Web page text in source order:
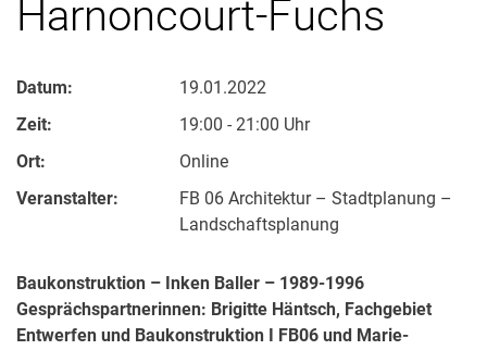
Harnoncourt-Fuchs
Datum:
19.01.2022
Zeit:
19:00 - 21:00 Uhr
Ort:
Online
Veranstalter:
FB 06 Architektur – Stadtplanung –
Landschaftsplanung
Baukonstruktion – Inken Baller – 1989-1996
Gesprächspartnerinnen: Brigitte Häntsch, Fachgebiet
Entwerfen und Baukonstruktion I FB06 und Marie-